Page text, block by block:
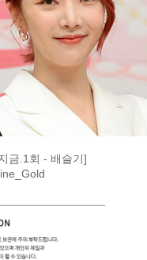
금.1회 - 배슬기]